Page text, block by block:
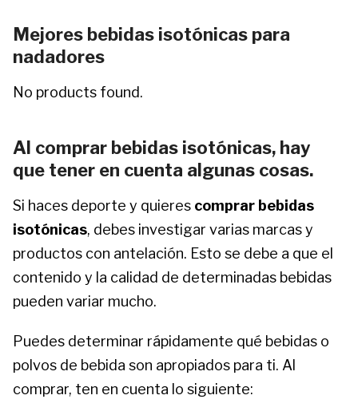
Mejores bebidas isotónicas para
nadadores
No products found.
Al comprar bebidas isotónicas, hay
que tener en cuenta algunas cosas.
Si haces deporte y quieres comprar bebidas
isotónicas, debes investigar varias marcas y
productos con antelación. Esto se debe a que el
contenido y la calidad de determinadas bebidas
pueden variar mucho.
Puedes determinar rápidamente qué bebidas o
polvos de bebida son apropiados para ti. Al
comprar, ten en cuenta lo siguiente: